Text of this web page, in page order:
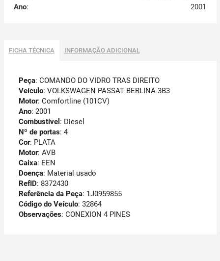
Ano: 2001
FICHA TÉCNICA INFORMAÇÃO ADICIONAL
Peça: COMANDO DO VIDRO TRAS DIREITO
Veículo: VOLKSWAGEN PASSAT BERLINA 3B3
Motor: Comfortline (101CV)
Ano: 2001
Combustível : Diesel
Nº de portas: 4
Cor: PLATA
Motor: AVB
Caixa: EEN
Doença: Material usado
RefID: 8372430
Referência da Peça: 1J0959855
Código do Veículo: 32864
Observações: CONEXION 4 PINES